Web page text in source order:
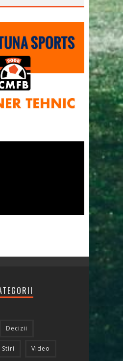
Decizii
Stiri Video